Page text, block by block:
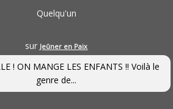
Quelqu'un
sur Jeûner en Paix
! ON MANGE LES ENFANTS !! Voilà le
genre de...